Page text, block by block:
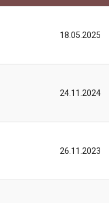
18.05.2025
24.11.2024
26.11.2023